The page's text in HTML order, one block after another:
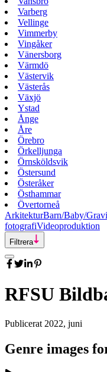
Varberg
Vellinge
Vimmerby
Vingåker
Vänersborg
Värmdö
Västervik
Västerås
Växjö
Ystad
Ånge
Åre
Örebro
Örkelljunga
Örnsköldsvik
Östersund
Österåker
Östhammar
Övertorneå
ArkitekturBarn/Baby/
fotografiVideoproduktion
Filtrera
RFSU
Publicerat 2022, juni
Genre images